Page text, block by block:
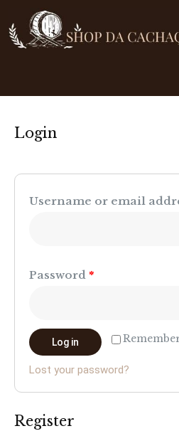
Login
Username or email
Password *
Log in
Lost your password?
Register